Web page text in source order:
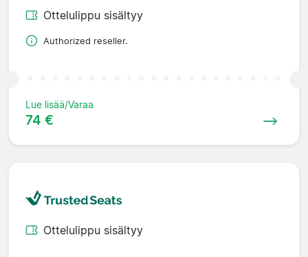
Ottelulippu sisältyy
Authorized reseller.
Lue lisää/Varaa
74 €
Ottelulippu sisältyy